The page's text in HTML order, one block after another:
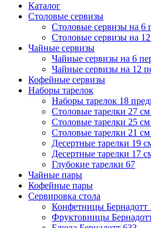
Каталог
Столовые сервизы
Столовые сервизы на 6
Столовые сервизы на
Чайные сервизы
Чайные сервизы на 6
Чайные сервизы на 12
Кофейные сервизы
Наборы тарелок
Наборы тарелок 18
Столовые тарелки 27 см
Столовые тарелки 25 см
Столовые тарелки 21 см
Десертные тарелки 19
Десертные тарелки 17
Глубокие тарелки 67
Чайные пары
Кофейные пары
Сервировка стола
Конфетницы Бернадотт
Фруктовницы